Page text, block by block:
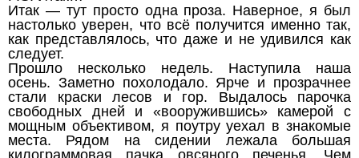
Итак — тут просто одна проза. Наверное, я был
настолько уверен, что всё получится именно так,
как представлялось, что даже и не удивился как
следует.
Прошло несколько недель. Наступила наша
осень. Заметно похолодало. Ярче и прозрачнее
стали краски лесов и гор. Выдалось парочка
свободных дней и «вооружившись» камерой с
мощным объективом, я поутру уехал в знакомые
места. Рядом на сидении лежала большая